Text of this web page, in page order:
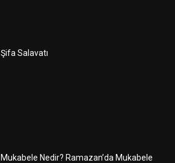
Şifa Salavatı
Mukabele Nedir? Ramazan’da Mukabele